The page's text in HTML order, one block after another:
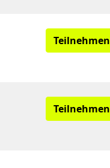
Teilnehmen
Teilnehmen